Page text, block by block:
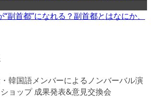
“副首都”になれる？副首都とはなにか、
韓国語メンバーによるノンバーバル演
ョップ 成果発表&意見交換会